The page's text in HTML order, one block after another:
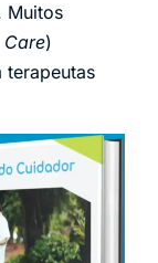
Muitos
)